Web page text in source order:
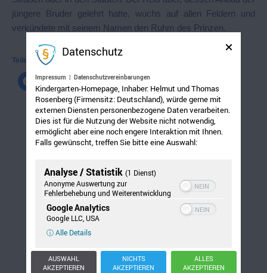
jüngere Bruder gelehrt hatte, wuchs auf allen Feldern und
verkündete mit seinem Namen den Ruhm des Prinzen.
Teilen mit:
Datenschutz
Impressum | Datenschutzvereinbarungen
Kindergarten-Homepage, Inhaber: Helmut und Thomas
Rosenberg (Firmensitz: Deutschland), würde gerne mit
externen Diensten personenbezogene Daten verarbeiten.
Dies ist für die Nutzung der Website nicht notwendig,
ermöglicht aber eine noch engere Interaktion mit Ihnen.
Falls gewünscht, treffen Sie bitte eine Auswahl:
Analyse / Statistik (1 Dienst)
Anonyme Auswertung zur
Fehlerbehebung und Weiterentwicklung
Google Analytics
Google LLC, USA
ⓘ Alle Details
AUSWAHL
AKZEPTIEREN
NICHTS
AKZEPTIEREN
ALLES
AKZEPTIEREN